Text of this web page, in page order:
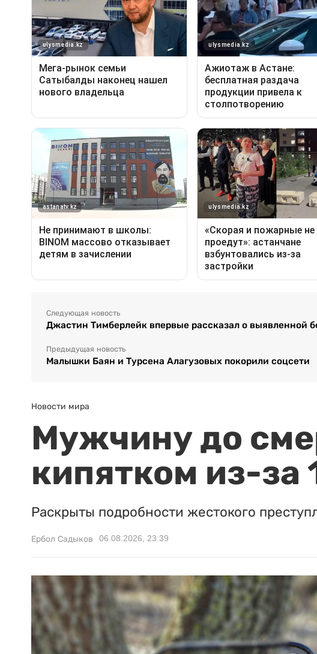
Следующая новость
Джастин Тимберлейк впервые рассказал о выявленной
Предыдущая новость
Малышки Баян и Турсена Алагузовых покорили соцсети
Новости мира
Мужчину до
кипятком из-за
Раскрыты подробности жестокого
Ербол Садыков 06.08.2026, 23:39